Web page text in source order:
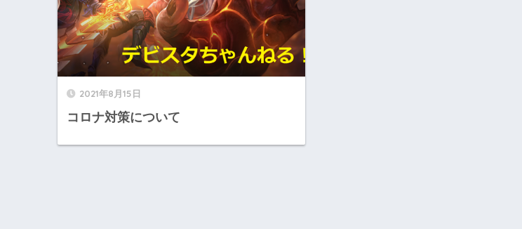
2021年8月15日
コロナ対策について